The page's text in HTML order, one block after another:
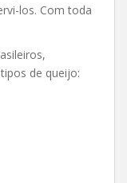
los. Com toda
de queijo: